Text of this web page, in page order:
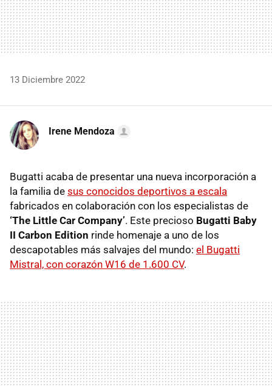
13 Diciembre 2022
Irene Mendoza
Bugatti acaba de presentar una nueva incorporación a
la familia de sus conocidos deportivos a escala
fabricados en colaboración con los especialistas de
‘The Little Car Company’. Este precioso Bugatti Baby
II Carbon Edition rinde homenaje a uno de los
descapotables más salvajes del mundo: el Bugatti
Mistral, con corazón W16 de 1.600 CV.